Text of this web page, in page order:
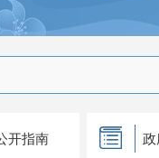
开指南